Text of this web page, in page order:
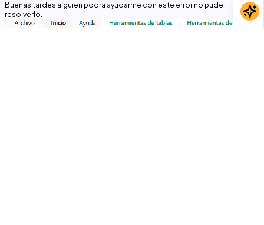
Buenas tardes alguien podra ayudarme con este error no pude
resolverlo.